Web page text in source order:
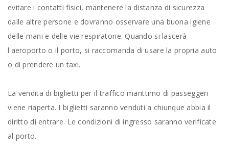
evitare i contatti fisici, mantenere la distanza di sicurezza
dalle altre persone e dovranno osservare una buona igiene
delle mani e delle vie respiratorie. Quando si lascerà
l'aeroporto o il porto, si raccomanda di usare la propria auto
o di prendere un taxi.
La vendita di biglietti per il traffico marittimo di passeggeri
viene riaperta. I biglietti saranno venduti a chiunque abbia il
diritto di entrare. Le condizioni di ingresso saranno verificate
al porto.